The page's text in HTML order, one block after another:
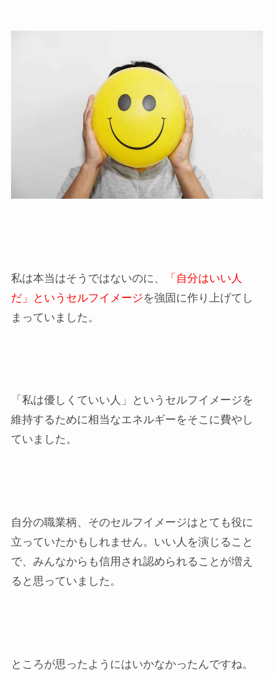
私は本当はそうではないのに、
「自分はいい人
だ」というセルフイメージを強固に作り上げてし
まっていました。
「私は優しくていい人」というセルフイメージを
維持するために相当なエネルギーをそこに費やし
ていました。
自分の職業柄、そのセルフイメージはとても役に
立っていたかもしれません。いい人を演じること
で、みんなからも信用され認められることが増え
ると思っていました。
ところが思ったようにはいかなかったんですね。